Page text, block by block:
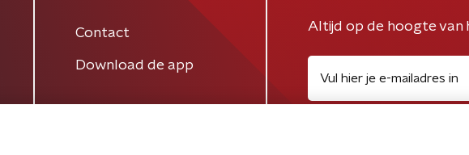
Contact
Download de app
Altijd op de hoogte van